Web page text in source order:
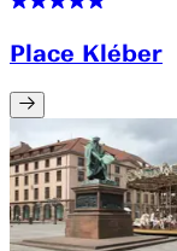
Place Kléber